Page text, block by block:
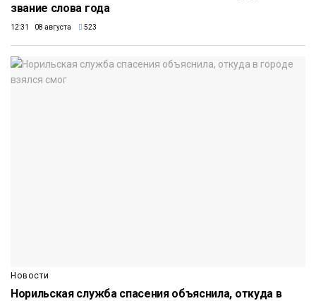
звание слова года
12:31 08 августа 523
Новости
Норильская служба спасения объяснила, откуда в